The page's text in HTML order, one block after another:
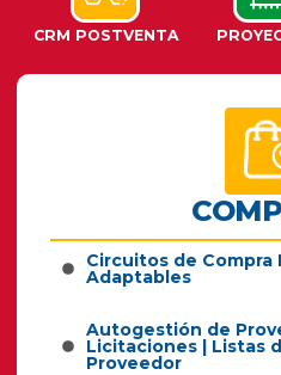
CRM POSTVENTA
Circuitos de Compra
Adaptables
Autogestión de
Licitaciones | Listas
Proveedor